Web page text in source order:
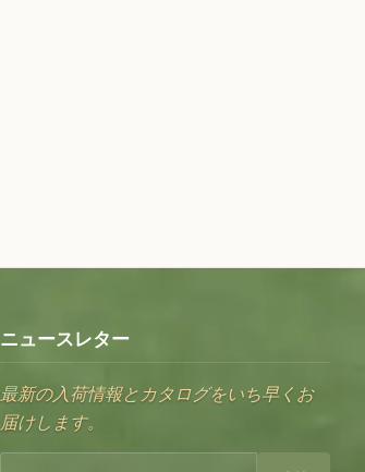
ニュースレター
最新の入荷情報とカタログをいち早くお
届けします。